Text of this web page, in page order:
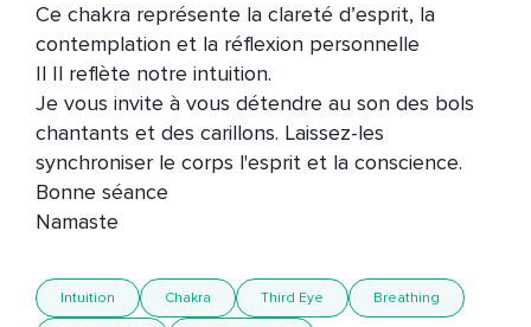
Ce chakra représente la clareté d’esprit, la
contemplation et la réflexion personnelle
Il Il reflète notre intuition.
Je vous invite à vous détendre au son des bols
chantants et des carillons. Laissez-les
synchroniser le corps l'esprit et la conscience.
Bonne séance
Namaste
Intuition Chakra Third Eye Breathing